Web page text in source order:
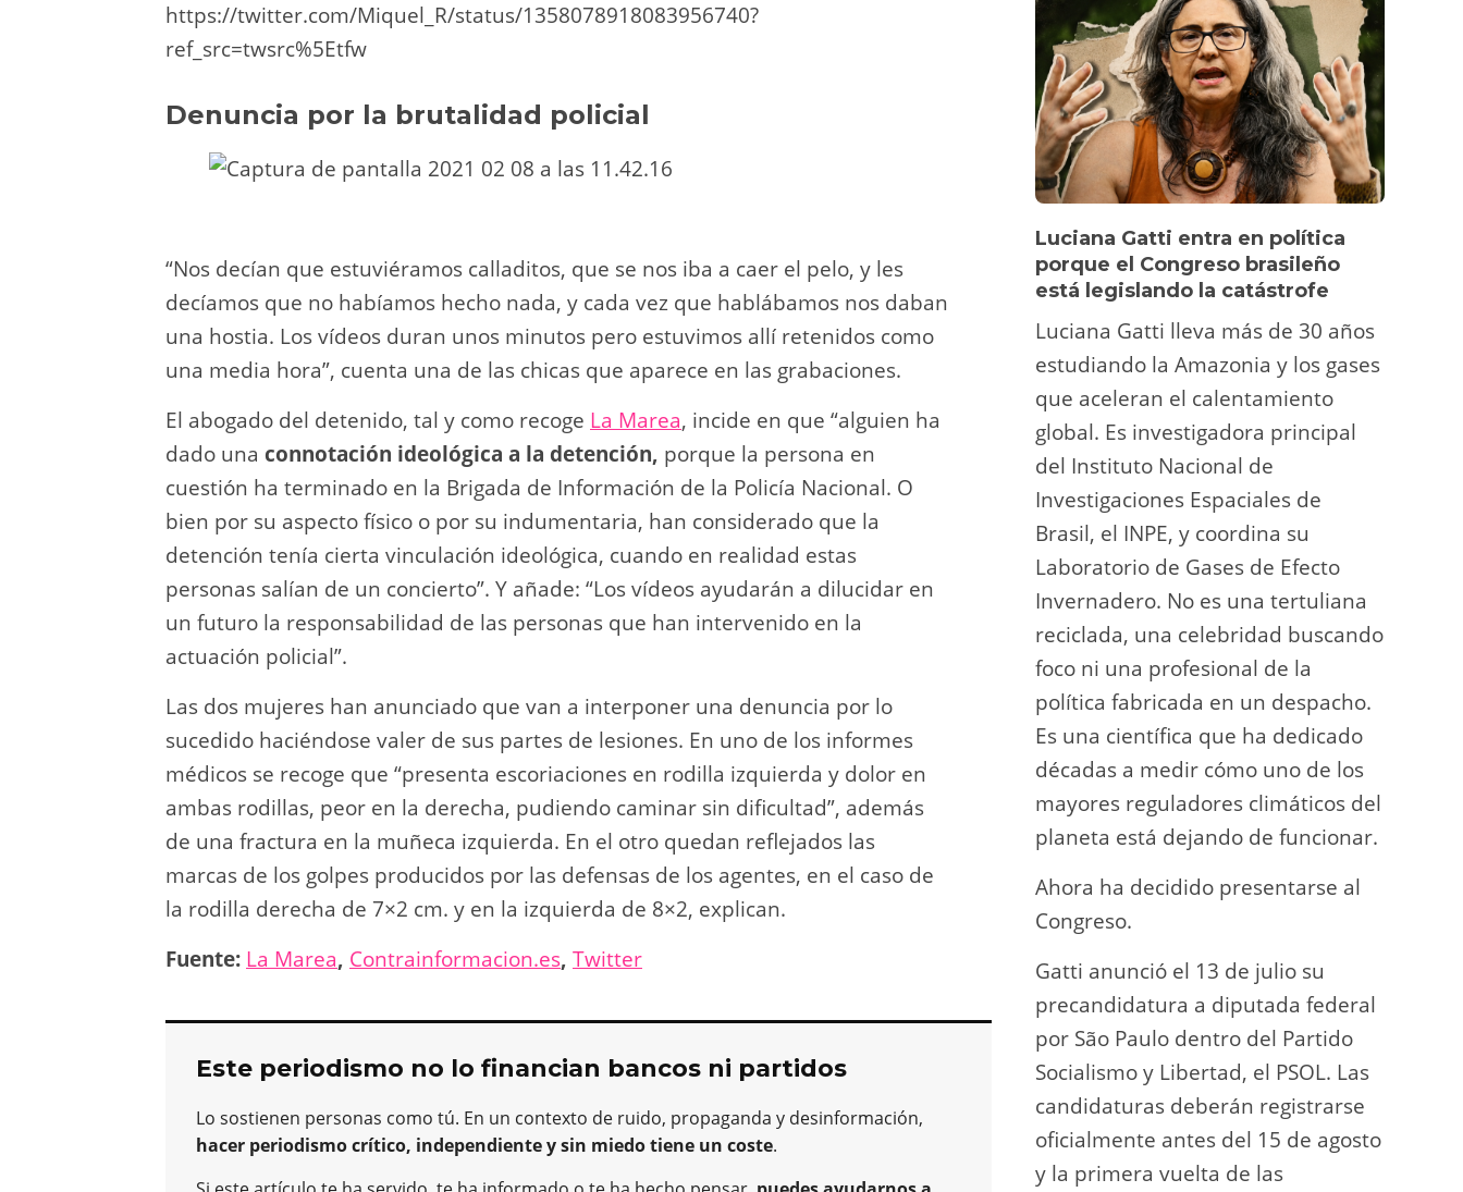
https://twitter.com/Miquel_R/status/1358078918083956740?
ref_src=twsrc%5Etfw
Denuncia por la brutalidad policial
“Nos decían que estuviéramos calladitos, que se nos iba a caer el pelo, y les
decíamos que no habíamos hecho nada, y cada vez que hablábamos nos daban
una hostia. Los vídeos duran unos minutos pero estuvimos allí retenidos como
una media hora”, cuenta una de las chicas que aparece en las grabaciones.
El abogado del detenido, tal y como recoge La Marea, incide en que “alguien ha
dado una connotación ideológica a la detención, porque la persona en
cuestión ha terminado en la Brigada de Información de la Policía Nacional. O
bien por su aspecto físico o por su indumentaria, han considerado que la
detención tenía cierta vinculación ideológica, cuando en realidad estas
personas salían de un concierto”. Y añade: “Los vídeos ayudarán a dilucidar en
un futuro la responsabilidad de las personas que han intervenido en la
actuación policial”.
Las dos mujeres han anunciado que van a interponer una denuncia por lo
sucedido haciéndose valer de sus partes de lesiones. En uno de los informes
médicos se recoge que “presenta escoriaciones en rodilla izquierda y dolor en
ambas rodillas, peor en la derecha, pudiendo caminar sin dificultad”, además
de una fractura en la muñeca izquierda. En el otro quedan reflejados las
marcas de los golpes producidos por las defensas de los agentes, en el caso de
la rodilla derecha de 7×2 cm. y en la izquierda de 8×2, explican.
Fuente: La Marea, Contrainformacion.es, Twitter
Este periodismo no lo financian bancos ni partidos
Lo sostienen personas como tú. En un contexto de ruido, propaganda y desinformación,
hacer periodismo crítico, independiente y sin miedo tiene un coste.
Luciana Gatti entra en política
porque el Congreso brasileño
está legislando la catástrofe
Luciana Gatti lleva más de 30 años
estudiando la Amazonia y los gases
que aceleran el calentamiento
global. Es investigadora principal
del Instituto Nacional de
Investigaciones Espaciales de
Brasil, el INPE, y coordina su
Laboratorio de Gases de Efecto
Invernadero. No es una tertuliana
reciclada, una celebridad buscando
foco ni una profesional de la
política fabricada en un despacho.
Es una científica que ha dedicado
décadas a medir cómo uno de los
mayores reguladores climáticos del
planeta está dejando de funcionar.
Ahora ha decidido presentarse al
Congreso.
Gatti anunció el 13 de julio su
precandidatura a diputada federal
por São Paulo dentro del Partido
Socialismo y Libertad, el PSOL. Las
candidaturas deberán registrarse
oficialmente antes del 15 de agosto
y la primera vuelta de las